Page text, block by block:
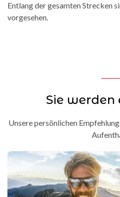
Entlang der gesamten Strecken
vorgesehen.
Sie werden
Unsere persönlichen